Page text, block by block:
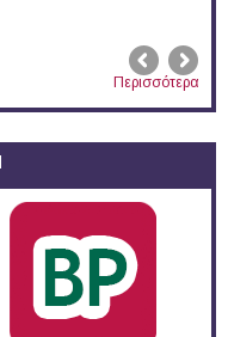
Περισσότερα